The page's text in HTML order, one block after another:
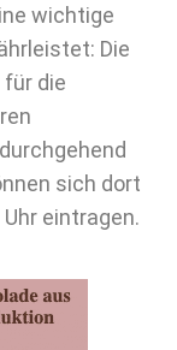
wichtige
Die
die
sich dort
eintragen.